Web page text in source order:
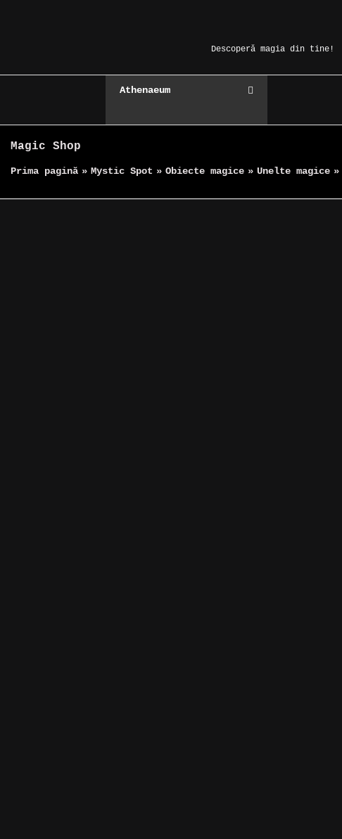
Descoperă magia din tine!
Athenaeum
Magic Shop
Prima pagină » Mystic Spot » Obiecte magice » Unelte magice »